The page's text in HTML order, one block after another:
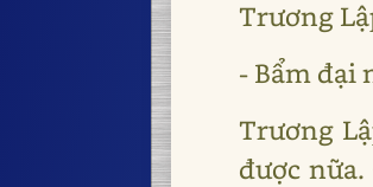
Trương
- Bẩm đại
Trương
được